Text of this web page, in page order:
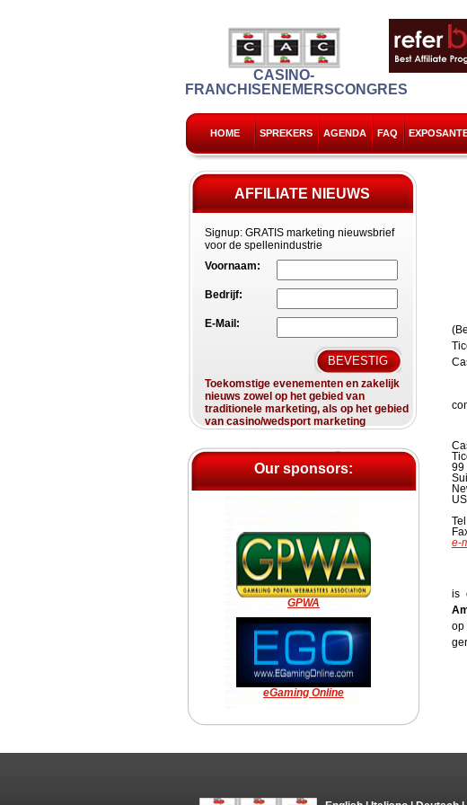
CASINO-
FRANCHISENEMERSCONGRES
HOME SPREKERS AGENDA FAQ
99
e-
is
op
AFFILIATE NIEUWS
Signup: GRATIS marketing nieuwsbrief
voor de spellenindustrie
Voornaam:
Bedrijf:
E-Mail:
Toekomstige evenementen en zakelijk
nieuws zowel op het gebied van
traditionele marketing, als op het gebied
van casino/wedsport marketing
Our sponsors:
GPWA
eGaming Online